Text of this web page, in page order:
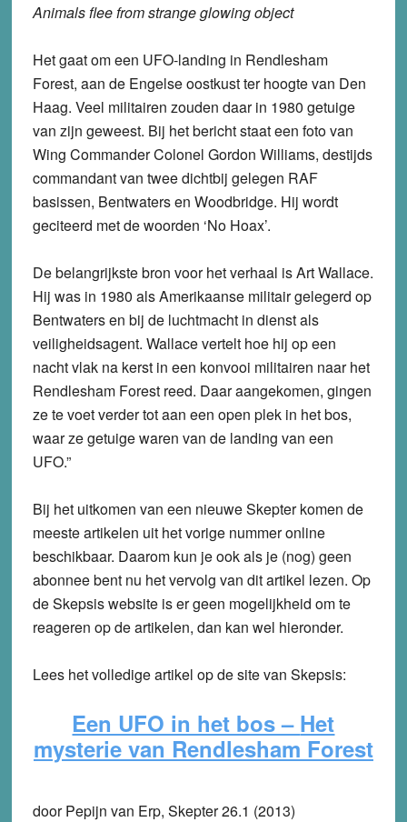
Animals flee from strange glowing object
Het gaat om een UFO-landing in Rendlesham
Forest, aan de Engelse oostkust ter hoogte van Den
Haag. Veel militairen zouden daar in 1980 getuige
van zijn geweest. Bij het bericht staat een foto van
Wing Commander Colonel Gordon Williams, destijds
commandant van twee dichtbij gelegen RAF
basissen, Bentwaters en Woodbridge. Hij wordt
geciteerd met de woorden ‘No Hoax’.
De belangrijkste bron voor het verhaal is Art Wallace.
Hij was in 1980 als Amerikaanse militair gelegerd op
Bentwaters en bij de luchtmacht in dienst als
veiligheidsagent. Wallace vertelt hoe hij op een
nacht vlak na kerst in een konvooi militairen naar het
Rendlesham Forest reed. Daar aangekomen, gingen
ze te voet verder tot aan een open plek in het bos,
waar ze getuige waren van de landing van een
UFO.”
Bij het uitkomen van een nieuwe Skepter komen de
meeste artikelen uit het vorige nummer online
beschikbaar. Daarom kun je ook als je (nog) geen
abonnee bent nu het vervolg van dit artikel lezen. Op
de Skepsis website is er geen mogelijkheid om te
reageren op de artikelen, dan kan wel hieronder.
Lees het volledige artikel op de site van Skepsis:
Een UFO in het bos – Het
mysterie van Rendlesham Forest
door Pepijn van Erp, Skepter 26.1 (2013)